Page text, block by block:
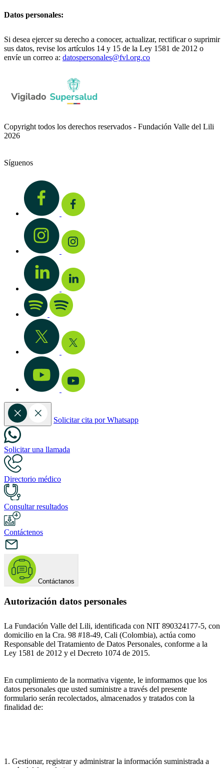
Datos personales:
Si desea ejercer su derecho a conocer, actualizar, rectificar o suprimir
sus datos, revise los artículos 14 y 15 de la Ley 1581 de 2012 o
envíe un correo a: datospersonales@fvl.org.co
Copyright todos los derechos reservados - Fundación Valle del Lili
2026
Síguenos
Solicitar cita por Whatsapp
Solicitar una llamada
Directorio médico
Consultar resultados
Contáctenos
Contáctanos
Autorización datos personales
La Fundación Valle del Lili, identificada con NIT 890324177-5, con
domicilio en la Cra. 98 #18-49, Cali (Colombia), actúa como
Responsable del Tratamiento de Datos Personales, conforme a la
Ley 1581 de 2012 y el Decreto 1074 de 2015.
En cumplimiento de la normativa vigente, le informamos que los
datos personales que usted suministre a través del presente
formulario serán recolectados, almacenados y tratados con la
finalidad de:
1. Gestionar, registrar y administrar la información suministrada a